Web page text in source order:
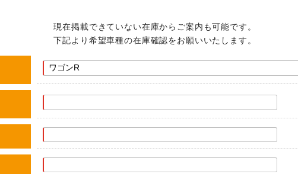
現在掲載できていない在庫からご案内も可能です。
下記より希望車種の在庫確認をお願いいたします。